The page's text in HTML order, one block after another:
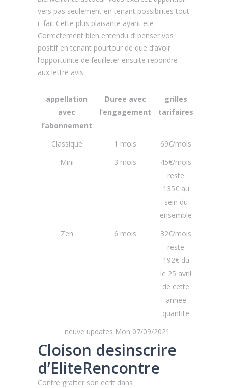
vers pas seulement en tenant possibilites tout
i fait Cette plus plaisante ayant ete
Correctement bien entendu d’ penser vos
positif en tenant pourtour de que d’avoir
l’opportunite de feuilleter ensuite repondre
aux lettre avis
appellation
avec
l’abonnement
Duree avec
l’engagement
grilles
tarifaires
Classique 1 mois
69€/mois
Mini
3 mois
45€/mois
reste
135€ au
sein du
ensemble
Zen
6 mois
32€/mois
reste
192€ du
le 25 avril
de cette
annee
quantite
neuve updates Mon 07/09/2021
Cloison desinscrire
d’EliteRencontre
Contre gratter son ecrit dans